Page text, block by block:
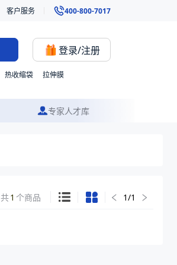
客户服务 400-800-7017
登录/注册
热收缩袋 拉伸膜
专家人才库
共1 个商品 1/1